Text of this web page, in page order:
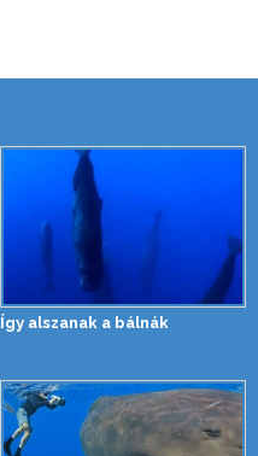
Így alszanak a bálnák